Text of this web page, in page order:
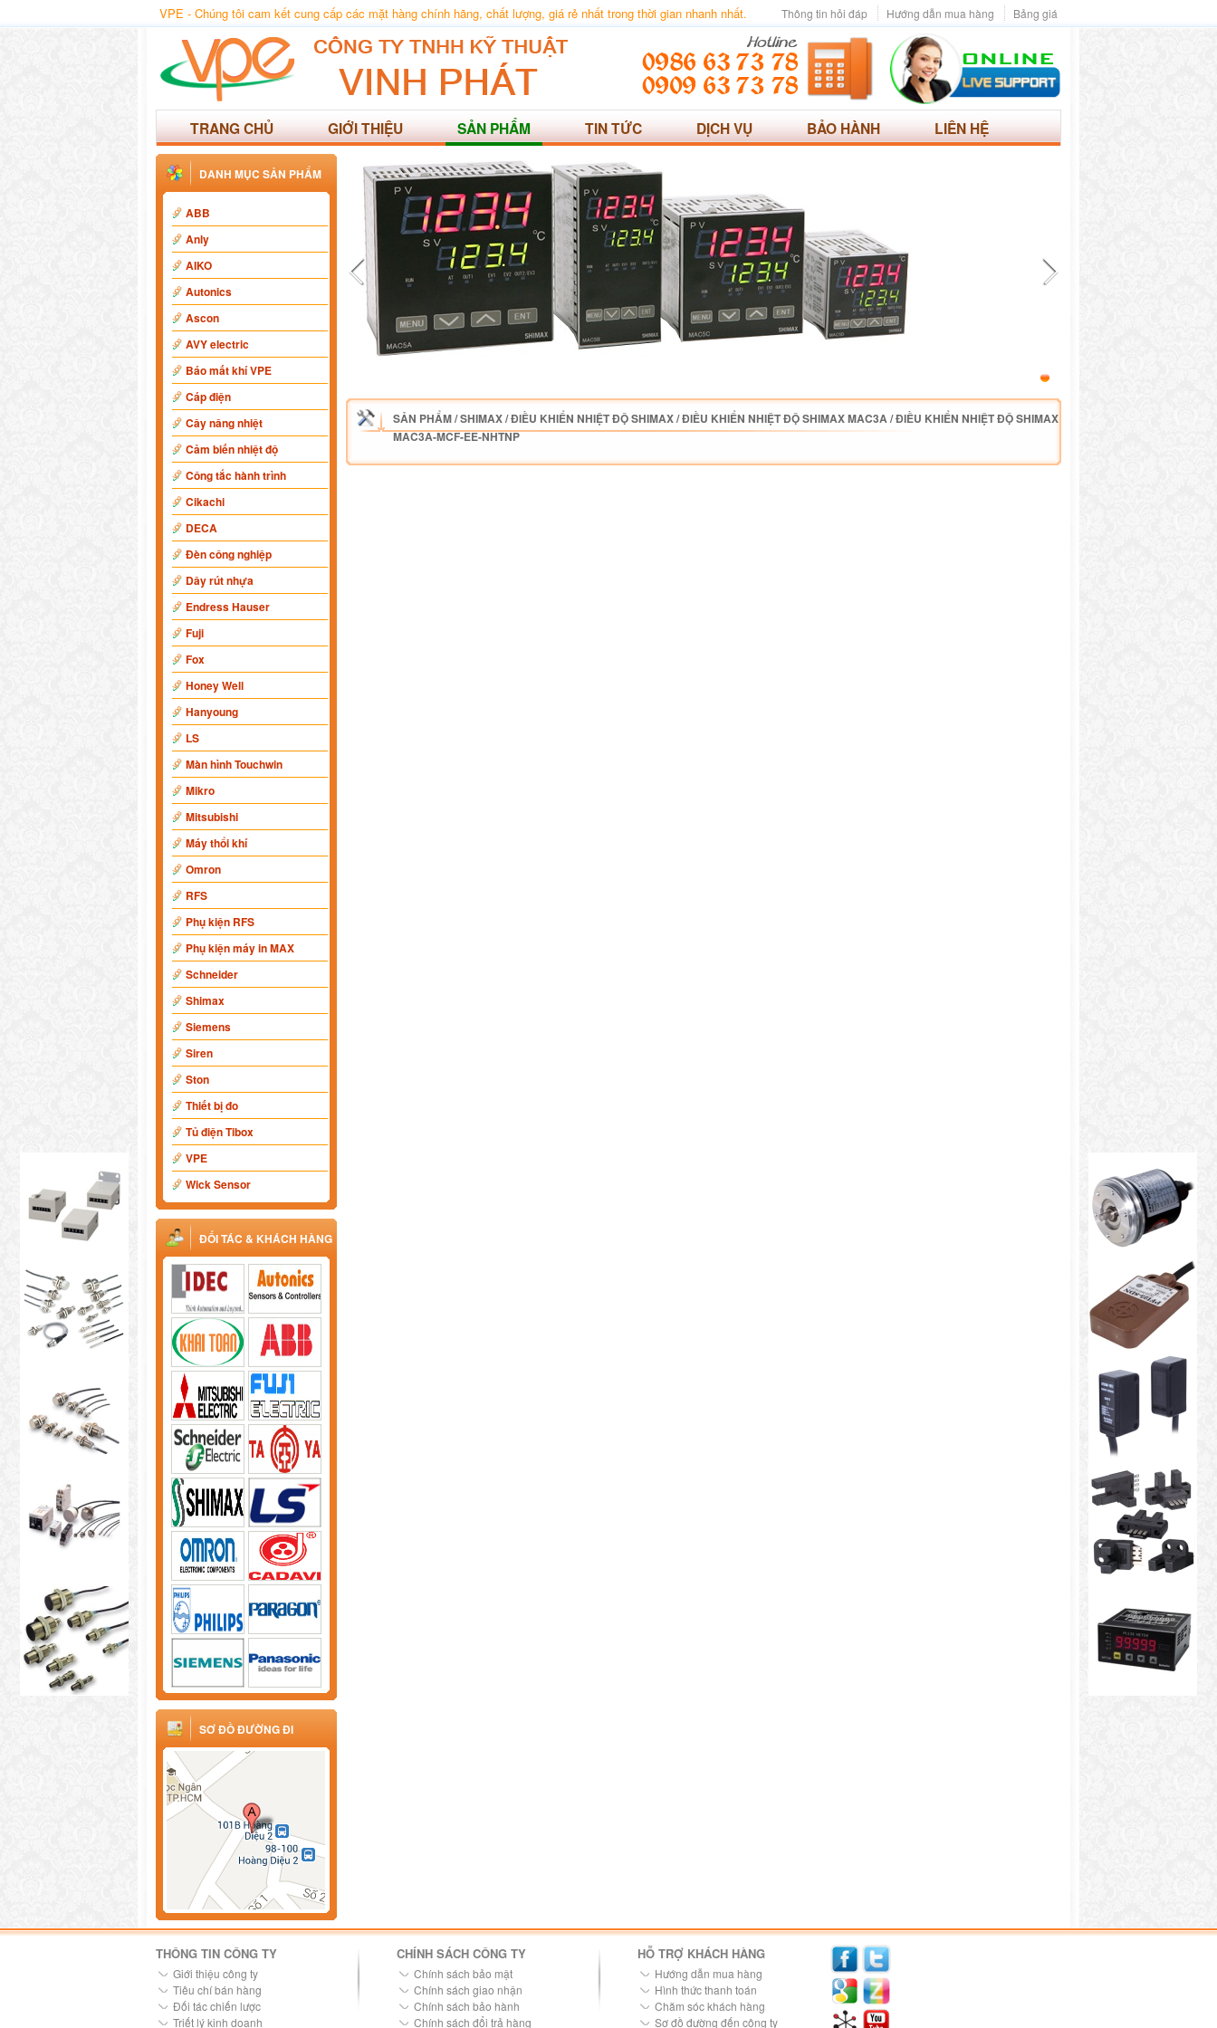
VPE - Chúng tôi cam kết cung cấp các mặt hàng chính hãng, chất lượng, giá rẻ nhất trong thời gian nhanh nhất. Bảng giá
Hướng dẫn mua hàng
Thông tin hỏi đáp
TRANG CHỦ GIỚI THIỆU SẢN PHẨM TIN TỨC DỊCH VỤ BẢO HÀNH LIÊN HỆ
DANH MỤC SẢN PHẨM
ABB
Anly
AIKO
Autonics
Ascon
AVY electric
Báo mất khí VPE
Cáp điện
Cây nâng nhiệt
Cảm biến nhiệt độ
Công tắc hành trình
Cikachi
DECA
Đèn công nghiệp
Dây rút nhựa
Endress Hauser
Fuji
Fox
Honey Well
Hanyoung
LS
Màn hình Touchwin
Mikro
Mitsubishi
Máy thổi khí
Omron
RFS
Phụ kiện RFS
Phụ kiện máy in MAX
Schneider
Shimax
Siemens
Siren
Ston
Thiết bị đo
Tủ điện Tibox
VPE
Wick Sensor
ĐỐI TÁC & KHÁCH HÀNG
SƠ ĐỒ ĐƯỜNG ĐI
SẢN PHẨM/SHIMAX/ĐIỀU KHIỂN NHIỆT ĐỘ SHIMAX/ĐIỀU KHIỂN NHIỆT ĐỘ SHIMAX MAC3A/ĐIỀU KHIỂN NHIỆT ĐỘ SHIMAX
MAC3A-MCF-EE-NHTNP
THÔNG TIN CÔNG TY
Giới thiệu công ty
Tiêu chí bán hàng
Đối tác chiến lược
Triết lý kinh doanh
CHÍNH SÁCH CÔNG TY
Chính sách bảo mật
Chính sách giao nhận
Chính sách bảo hành
Chính sách đổi trả hàng
HỖ TRỢ KHÁCH HÀNG
Hướng dẫn mua hàng
Hình thức thanh toán
Chăm sóc khách hàng
Sơ đồ đường đến công ty